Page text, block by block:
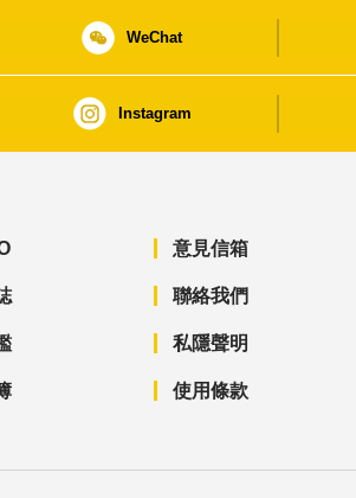
WeChat
Instagram
意見信箱
聯絡我們
私隱聲明
使用條款